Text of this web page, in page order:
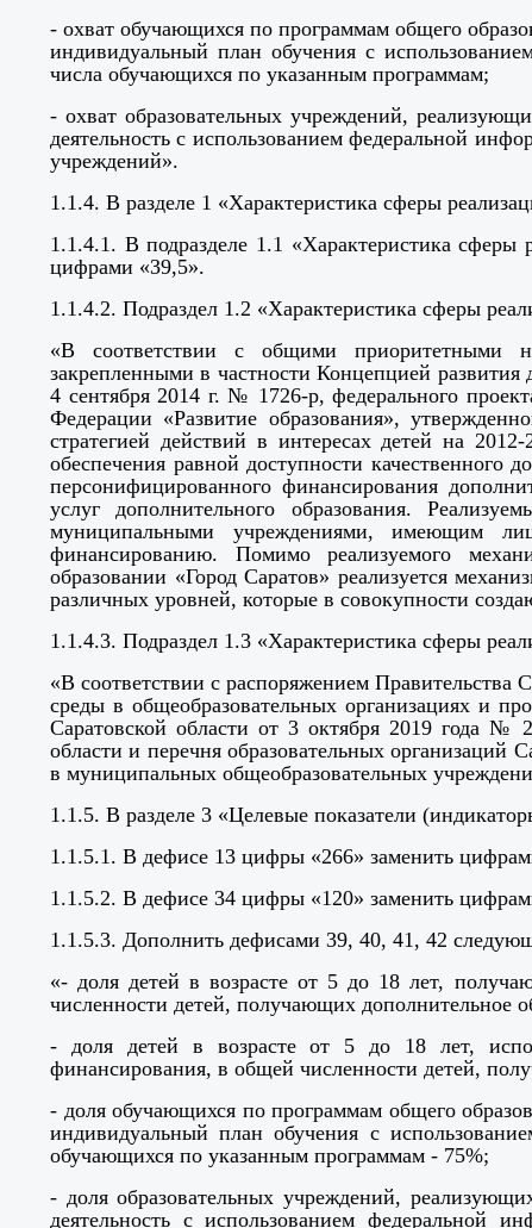
- охват обучающихся по программам общего
индивидуальный план обучения с
числа обучающихся по указанным программам;
- охват образовательных учреждений,
деятельность с использованием федеральной
учреждений».
1.1.4. В разделе 1 «Характеристика сферы
1.1.4.1. В подразделе 1.1 «Характеристика
цифрами «39,5».
1.1.4.2. Подраздел 1.2 «Характеристика сферы
«В соответствии с общими приоритетными
закрепленными в частности Концепцией
4 сентября 2014 г. № 1726-р, федерального
Федерации «Развитие образования»,
стратегией действий в интересах детей на
обеспечения равной доступности качественного
персонифицированного финансирования
услуг дополнительного образования.
муниципальными учреждениями, имеющим
финансированию. Помимо реализуемого
образовании «Город Саратов» реализуется
различных уровней, которые в совокупности
1.1.4.3. Подраздел 1.3 «Характеристика сферы
«В соответствии с распоряжением
среды в общеобразовательных организациях и
Саратовской области от 3 октября 2019 года №
области и перечня образовательных организаций
в муниципальных общеобразовательных
1.1.5. В разделе 3 «Целевые показатели
1.1.5.1. В дефисе 13 цифры «266» заменить
1.1.5.2. В дефисе 34 цифры «120» заменить
1.1.5.3. Дополнить дефисами 39, 40, 41, 42
«- доля детей в возрасте от 5 до 18 лет,
численности детей, получающих дополнительное
- доля детей в возрасте от 5 до 18 лет,
финансирования, в общей численности детей,
- доля обучающихся по программам общего
индивидуальный план обучения с
обучающихся по указанным программам - 75%;
- доля образовательных учреждений,
деятельность с использованием федеральной